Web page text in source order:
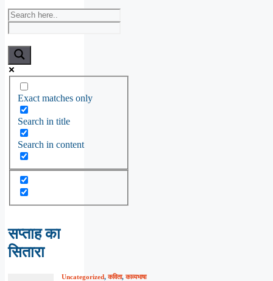
Exact matches only
Search in title
Search in content
सप्ताह का
सितारा
Uncategorized,कविता,काव्यभाषा